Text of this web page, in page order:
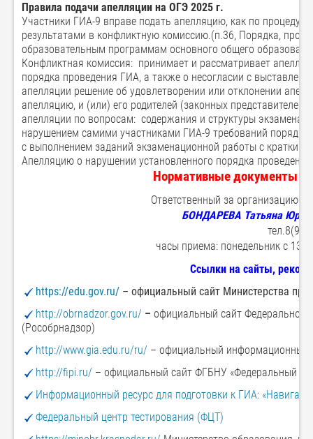
Правила подачи апелляции на ОГЭ 2025 г.
Участники ГИА-9 вправе подать апелляцию, как по
результатами в конфликтную комиссию.(п.36, Порядка,
образовательным программам основного общего
Конфликтная комиссия: принимает и рассматривает
порядка проведения ГИА, а также о несогласии с
апелляции решение об удовлетворении или отклонении
апелляцию, и (или) его родителей (законных
апелляции по вопросам: содержания и структуры
нарушением самими участниками ГИА-9 требований порядка
с выполнением заданий экзаменационной работы с
Апелляцию о нарушении установленного порядка
Нормативные документы
Ответственный за организацию
БОНДАРЕВА Татьяна
часы приема: понедельник с
Ссылки на сайты,
https://edu.gov.ru/ – официальный сайт Министерства
http://obrnadzor.gov.ru/ – официальный сайт Федеральной
(Рособрнадзор)
http://www.gia.edu.ru/ru/ – официальный информационный
http://fipi.ru/ – официальный сайт ФГБНУ «Федеральный
Информационный ресурс для подготовки к ГИА:
Федеральный центр тестирования (ФЦТ)